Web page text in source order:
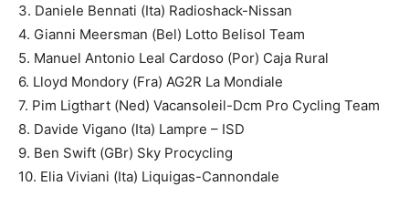
3. Daniele Bennati (Ita) Radioshack-Nissan
4. Gianni Meersman (Bel) Lotto Belisol Team
5. Manuel Antonio Leal Cardoso (Por) Caja Rural
6. Lloyd Mondory (Fra) AG2R La Mondiale
7. Pim Ligthart (Ned) Vacansoleil-Dcm Pro Cycling Team
8. Davide Vigano (Ita) Lampre – ISD
9. Ben Swift (GBr) Sky Procycling
10. Elia Viviani (Ita) Liquigas-Cannondale